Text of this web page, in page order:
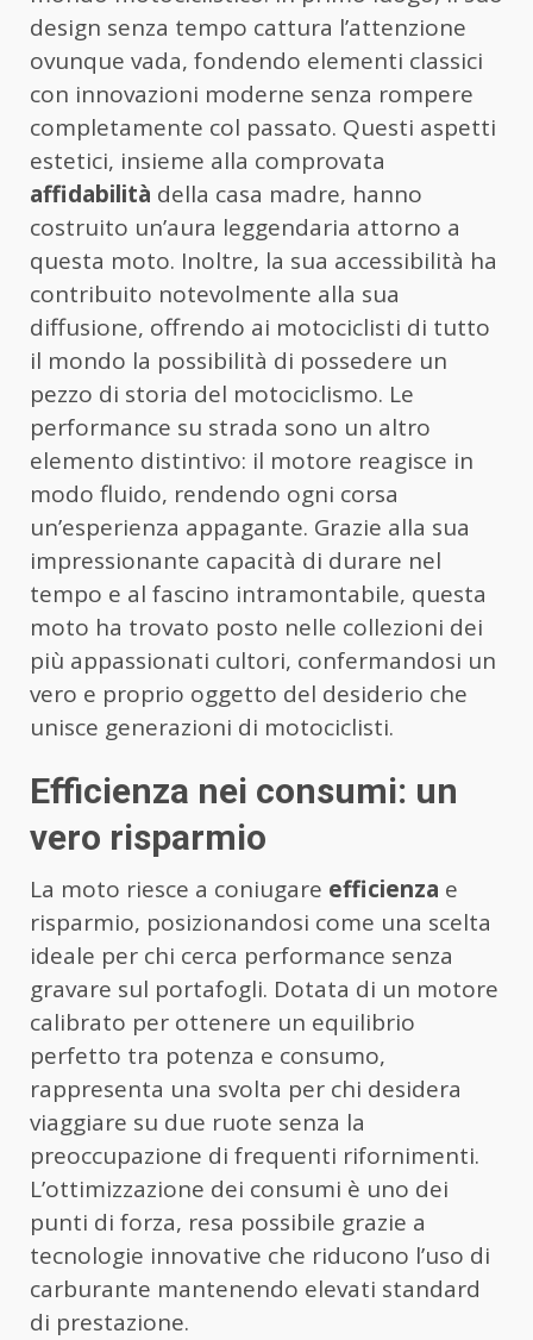
design senza tempo cattura l’attenzione
ovunque vada, fondendo elementi classici
con innovazioni moderne senza rompere
completamente col passato. Questi aspetti
estetici, insieme alla comprovata
affidabilità della casa madre, hanno
costruito un’aura leggendaria attorno a
questa moto. Inoltre, la sua accessibilità ha
contribuito notevolmente alla sua
diffusione, offrendo ai motociclisti di tutto
il mondo la possibilità di possedere un
pezzo di storia del motociclismo. Le
performance su strada sono un altro
elemento distintivo: il motore reagisce in
modo fluido, rendendo ogni corsa
un’esperienza appagante. Grazie alla sua
impressionante capacità di durare nel
tempo e al fascino intramontabile, questa
moto ha trovato posto nelle collezioni dei
più appassionati cultori, confermandosi un
vero e proprio oggetto del desiderio che
unisce generazioni di motociclisti.
Efficienza nei consumi: un
vero risparmio
La moto riesce a coniugare efficienza e
risparmio, posizionandosi come una scelta
ideale per chi cerca performance senza
gravare sul portafogli. Dotata di un motore
calibrato per ottenere un equilibrio
perfetto tra potenza e consumo,
rappresenta una svolta per chi desidera
viaggiare su due ruote senza la
preoccupazione di frequenti rifornimenti.
L’ottimizzazione dei consumi è uno dei
punti di forza, resa possibile grazie a
tecnologie innovative che riducono l’uso di
carburante mantenendo elevati standard
di prestazione.